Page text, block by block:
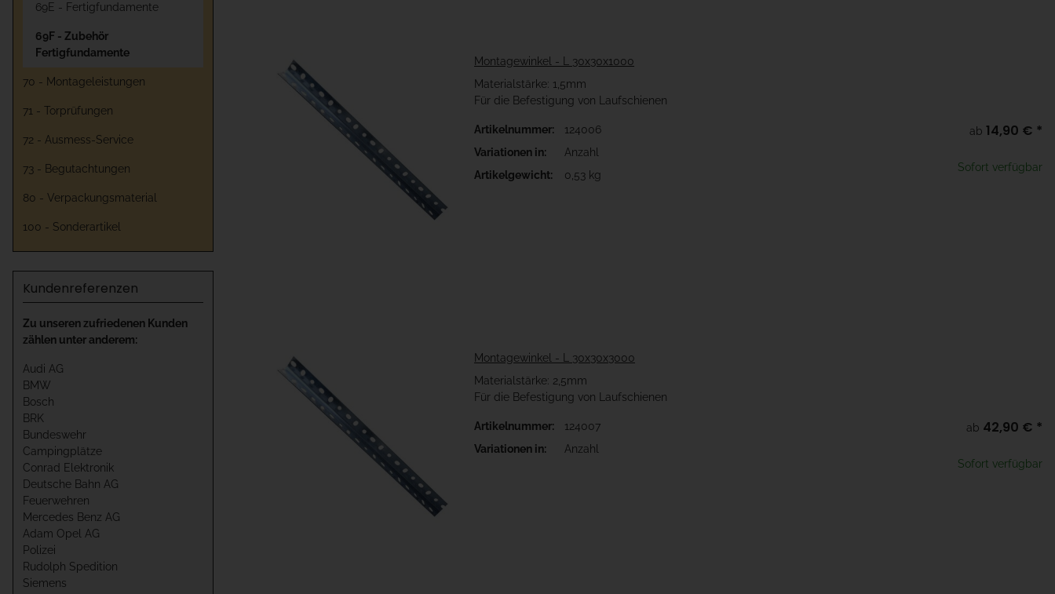
Montagewinkel - L 30x30x1000
Materialstärke: 1,5mm
Für die Befestigung von Laufschienen
Artikelnummer:
124006
Variationen in:
Anzahl
Artikelgewicht:
0,53 kg
ab 14,90 € *
Sofort verfügbar
Montagewinkel - L 30x30x3000
Materialstärke: 2,5mm
Für die Befestigung von Laufschienen
Artikelnummer:
124007
Variationen in:
Anzahl
ab 42,90 € *
Sofort verfügbar
69E - Fertigfundamente
69F - Zubehör
Fertigfundamente
70 - Montageleistungen
71 - Torprüfungen
72 - Ausmess-Service
73 - Begutachtungen
80 - Verpackungsmaterial
100 - Sonderartikel
Kundenreferenzen
Zu unseren zufriedenen Kunden
zählen unter anderem:
Audi AG
BMW
Bosch
BRK
Bundeswehr
Campingplätze
Conrad Elektronik
Deutsche Bahn AG
Feuerwehren
Mercedes Benz AG
Adam Opel AG
Polizei
Rudolph Spedition
Siemens